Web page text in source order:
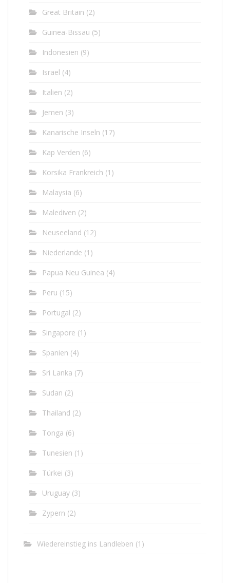
Great Britain (2)
Guinea-Bissau (5)
Indonesien (9)
Israel (4)
Italien (2)
Jemen (3)
Kanarische Inseln (17)
Kap Verden (6)
Korsika Frankreich (1)
Malaysia (6)
Malediven (2)
Neuseeland (12)
Niederlande (1)
Papua Neu Guinea (4)
Peru (15)
Portugal (2)
Singapore (1)
Spanien (4)
Sri Lanka (7)
Sudan (2)
Thailand (2)
Tonga (6)
Tunesien (1)
Türkei (3)
Uruguay (3)
Zypern (2)
Wiedereinstieg ins Landleben (1)